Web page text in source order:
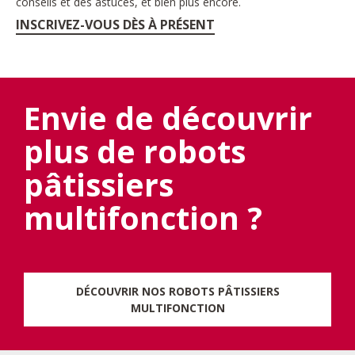
INSCRIVEZ-VOUS DÈS À PRÉSENT
Envie de découvrir
plus de robots
pâtissiers
multifonction ?
DÉCOUVRIR NOS ROBOTS PÂTISSIERS
MULTIFONCTION